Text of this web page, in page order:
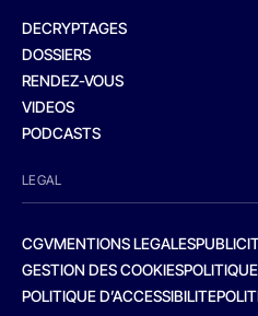
DECRYPTAGES
DOSSIERS
RENDEZ-VOUS
VIDEOS
PODCASTS
LEGAL
CGVMENTIONS LEGALES
GESTION DES COOKIES
POLITIQUE D’ACCESSIBILITE